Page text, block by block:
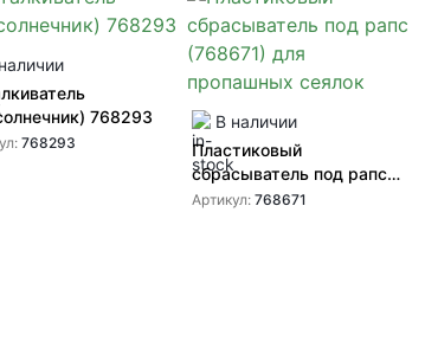
768293
768293
В наличии
Пластиковый
сбрасыватель под рапс
(768671) для пропашных
Артикул: 768671